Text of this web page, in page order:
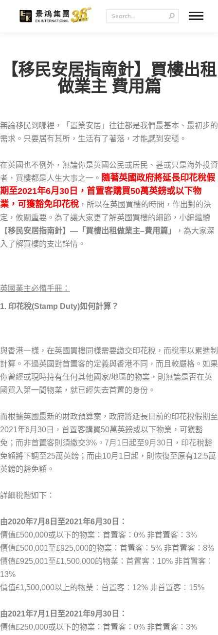
【移民安居指南針】買樓出租
做業主 費用篇
無論移民到哪裡，「置業安居」往往都是我們最基本、最初步的
需求。只要居有其所，生活有了著落，才能感到安穩。
在英國也不例外，無論你是英國公民或居民、甚或只是海外投資
者，買樓都是人生大事之一。 隨著英國政府將延長印花稅假
期至2021年6月30日，首置客購買50萬英鎊或以下物
業，可獲豁免印花稅，所以在英國買樓的時間，作出對的決
定，攸關重要。為了讓大家更了解英國買樓的細節，小編繼續
【移民安居指南針】—「買樓出租做業主–費用篇」
，為大家深
入了解買樓的支出詳情。
英國 業主必備手冊 ：
1. 印花稅(Stamp Duty)如何計算？
與香港一樣，在英國買樓同樣需要繳交印花稅，而稅率以累進制
計算。不過英國對首置客的定義與香港不同，而且較嚴格。如果
你曾經或現時持有任何其他國家/地區的物業，則無論是否在英
國買入第一間物業，就已經失去首置的身份。
而根據英國最新的財政預算案，政府將延長目前的印花稅假期至
2021年6月30日，首置客購買50萬英鎊或以下物業，可獲豁
免；而非首置客則須繳交3%。7月1日起至9月30日，印花稅豁
免額將下調至25萬英鎊；而由10月1日起，則恢復至原有12.5萬
英鎊的豁免額。
詳細稅階如下：
由2020年7月8日至2021年6月30日：
價值£500,000或以下的物業：首置客：0% 非首置客：3%
價值£500,001至£925,000的物業：首置客：5% 非首置客：8%
價值£925,001至£1,500,000的物業：首置客：10% 非首置客：
13%
價值£1,500,000以上的物業：首置客：12% 非首置客：15%
由2021年7月1日至2021年9月30日：
價值£250,000或以下的物業：首置客：0% 非首置客：3%